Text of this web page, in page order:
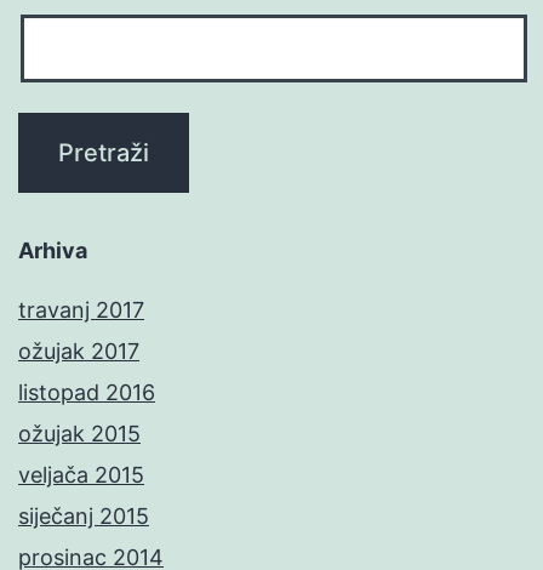
Arhiva
travanj 2017
ožujak 2017
listopad 2016
ožujak 2015
veljača 2015
siječanj 2015
prosinac 2014